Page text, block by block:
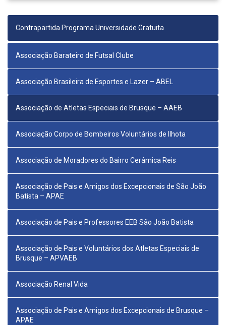
Contrapartida Programa Universidade Gratuita
Associação Barateiro de Futsal Clube
Associação Brasileira de Esportes e Lazer – ABEL
Associação de Atletas Especiais de Brusque – AAEB
Associação Corpo de Bombeiros Voluntários de Ilhota
Associação de Moradores do Bairro Cerâmica Reis
Associação de Pais e Amigos dos Excepcionais de São João
Batista – APAE
Associação de Pais e Professores EEB São João Batista
Associação de Pais e Voluntários dos Atletas Especiais de
Brusque – APVAEB
Associação Renal Vida
Associação de Pais e Amigos dos Excepcionais de Brusque –
APAE